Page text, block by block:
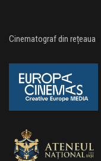
Cinematograf din rețeaua